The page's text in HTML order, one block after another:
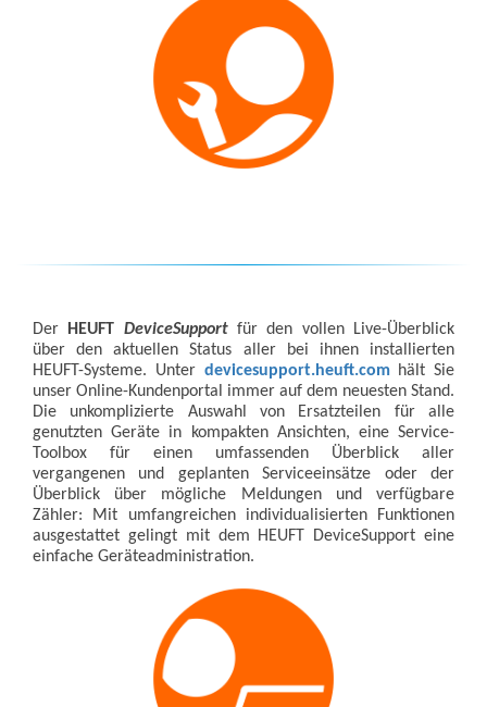
Der HEUFT DeviceSupport für den vollen Live-Überblick
über den aktuellen Status aller bei ihnen installierten
HEUFT-Systeme. Unter devicesupport.heuft.comhält Sie
unser Online-Kundenportal immer auf dem neuesten Stand.
Die unkomplizierte Auswahl von Ersatzteilen für alle
genutzten Geräte in kompakten Ansichten, eine Service-
Toolbox für einen umfassenden Überblick aller
vergangenen und geplanten Serviceeinsätze oder der
Überblick über mögliche Meldungen und verfügbare
Zähler: Mit umfangreichen individualisierten Funktionen
ausgestattet gelingt mit dem HEUFT DeviceSupport eine
einfache Geräteadministration.